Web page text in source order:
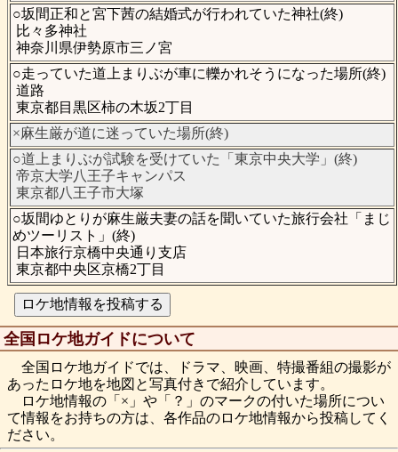
○坂間正和と宮下茜の結婚式が行われていた神社(終)
比々多神社
神奈川県伊勢原市三ノ宮
○走っていた道上まりぶが車に轢かれそうになった場所(終)
道路
東京都目黒区柿の木坂2丁目
×麻生厳が道に迷っていた場所(終)
○道上まりぶが試験を受けていた「東京中央大学」(終)
帝京大学八王子キャンパス
東京都八王子市大塚
○坂間ゆとりが麻生厳夫妻の話を聞いていた旅行会社「まじ
めツーリスト」(終)
日本旅行京橋中央通り支店
東京都中央区京橋2丁目
全国ロケ地ガイドについて
全国ロケ地ガイドでは、ドラマ、映画、特撮番組の撮影が
あったロケ地を地図と写真付きで紹介しています。
ロケ地情報の「×」や「？」のマークの付いた場所につい
て情報をお持ちの方は、各作品のロケ地情報から投稿してく
ださい。